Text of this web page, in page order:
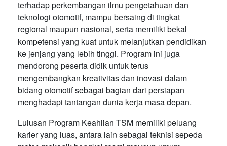
terhadap perkembangan ilmu pengetahuan dan
teknologi otomotif, mampu bersaing di tingkat
regional maupun nasional, serta memiliki bekal
kompetensi yang kuat untuk melanjutkan pendidikan
ke jenjang yang lebih tinggi. Program ini juga
mendorong peserta didik untuk terus
mengembangkan kreativitas dan inovasi dalam
bidang otomotif sebagai bagian dari persiapan
menghadapi tantangan dunia kerja masa depan.
Lulusan Program Keahlian TSM memiliki peluang
karier yang luas, antara lain sebagai teknisi sepeda